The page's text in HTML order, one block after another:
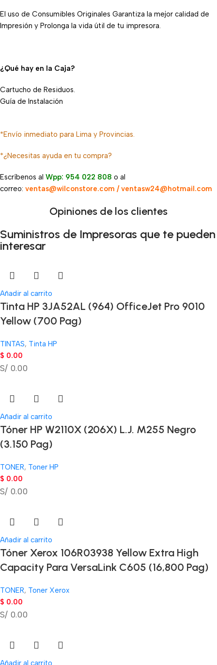
El uso de Consumibles Originales Garantiza la mejor calidad de
Impresión y Prolonga la vida útil de tu impresora.
¿Qué hay en la Caja?
Cartucho de Residuos.
Guía de Instalación
*Envío inmediato para Lima y Provincias.
*¿Necesitas ayuda en tu compra?
Escríbenos al Wpp: 954 022 808 o al
correo: ventas@wilconstore.com / ventasw24@hotmail.com
Opiniones de los clientes
Suministros de Impresoras que te pueden
interesar
Añadir al carrito
Tinta HP 3JA52AL (964) OfficeJet Pro 9010
Yellow (700 Pag)
TINTAS, Tinta HP
$ 0.00
S/ 0.00
Añadir al carrito
Tóner HP W2110X (206X) L.J. M255 Negro
(3.150 Pag)
TONER, Toner HP
$ 0.00
S/ 0.00
Añadir al carrito
Tóner Xerox 106R03938 Yellow Extra High
Capacity Para VersaLink C605 (16,800 Pag)
TONER, Toner Xerox
$ 0.00
S/ 0.00
Añadir al carrito